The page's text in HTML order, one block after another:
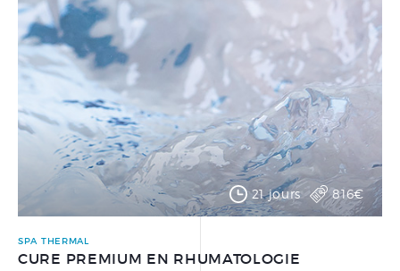
21 jours 816€
SPA THERMAL
CURE PREMIUM EN RHUMATOLOGIE